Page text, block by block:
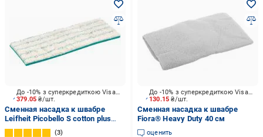
379.05₴/шт.
До -10% з суперкредиткою Visa Вигода
Сменная насадка к швабре
Leifheit Picobello S cotton plus
56611 10 см
3
130.15₴/шт.
До -10% з суперкредиткою Visa Вигода
Сменная насадка к швабре
Fiora® Heavy Duty 40 см
оценить